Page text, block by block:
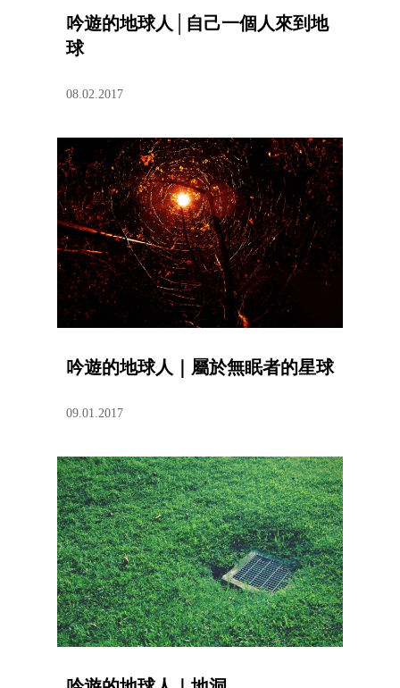
吟遊的地球人│自己一個人來到地
球
08.02.2017
吟遊的地球人｜屬於無眠者的星球
09.01.2017